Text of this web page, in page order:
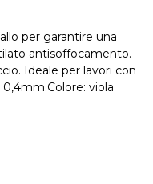
per garantire una
antisoffocamento.
Ideale per lavori con
viola